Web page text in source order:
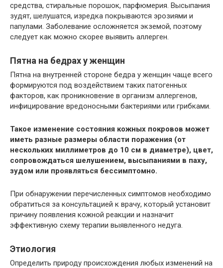
средства, стиральные порошок, парфюмерия. Высыпания
зудят, шелушатся, изредка покрываются эрозиями и
папулами. Заболевание осложняется экземой, поэтому
следует как можно скорее выявить аллерген.
Пятна на бедрах у женщин
Пятна на внутренней стороне бедра у женщин чаще всего
формируются под воздействием таких патогенных
факторов, как проникновение в организм аллергенов,
инфицирование вредоносными бактериями или грибками.
Такое изменение состояния кожных покровов может
иметь разные размеры области поражения (от
нескольких миллиметров до 10 см в диаметре), цвет,
сопровождаться шелушением, высыпаниями в паху,
зудом или проявляться бессимптомно.
При обнаружении перечисленных симптомов необходимо
обратиться за консультацией к врачу, который установит
причину появления кожной реакции и назначит
эффективную схему терапии выявленного недуга.
Этиология
Определить природу происхождения любых изменений на